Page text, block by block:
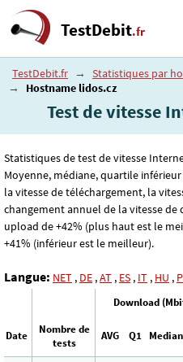
TestDebit.fr
TestDebit.fr → Statistiques par
→
Hostname lidos.cz
Test de vitesse
Statistiques de test de vitesse
Moyenne, médiane, quartile
la vitesse de téléchargement, la
changement annuel de la vitesse de
upload de +42% (plus haut est le
+41% (inférieur est le meilleur).
Langue: NET , DE ,AT , ES , IT , HU ,
Download
Date
Nombre de
tests
AVG Q1 Median